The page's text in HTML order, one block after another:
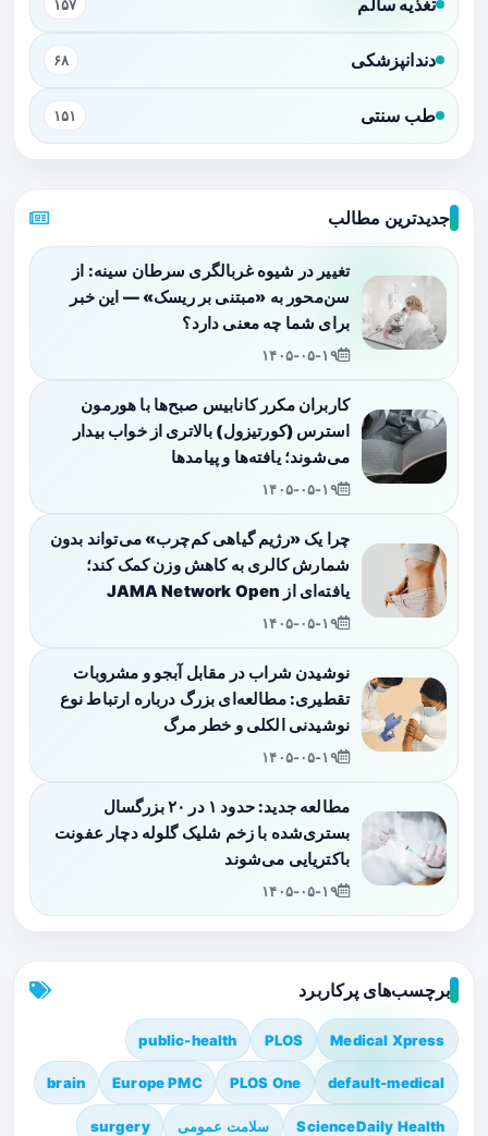
۱۵۷
دندانپزشکی ۶۸
طب سنتی ۱۵۱
جدیدترین مطالب
تغییر در شیوه غربالگری سرطان سینه: از
سن‌محور به «مبتنی بر ریسک» — این خبر
برای شما چه معنی دارد؟
۱۴۰۵-۰۵-۱۹
کاربران مکرر کانابیس صبح‌ها با هورمون
استرس (کورتیزول) بالاتری از خواب بیدار
می‌شوند؛ یافته‌ها و پیامدها
۱۴۰۵-۰۵-۱۹
چرا یک «رژیم گیاهی کم‌چرب» می‌تواند بدون
شمارش کالری به کاهش وزن کمک کند؛
یافته‌ای از JAMA Network Open
۱۴۰۵-۰۵-۱۹
نوشیدن شراب در مقابل آبجو و مشروبات
تقطیری: مطالعه‌ای بزرگ درباره ارتباط نوع
نوشیدنی الکلی و خطر مرگ
۱۴۰۵-۰۵-۱۹
مطالعه جدید: حدود ۱ در ۲۰ بزرگسال
بستری‌شده با زخم شلیک گلوله دچار عفونت
باکتریایی می‌شوند
۱۴۰۵-۰۵-۱۹
برچسب‌های پرکاربرد
Medical Xpress
PLOS
public-health
default-medical
PLOS One
Europe PMC
brain
ScienceDaily Health سلامت عمومی surgery